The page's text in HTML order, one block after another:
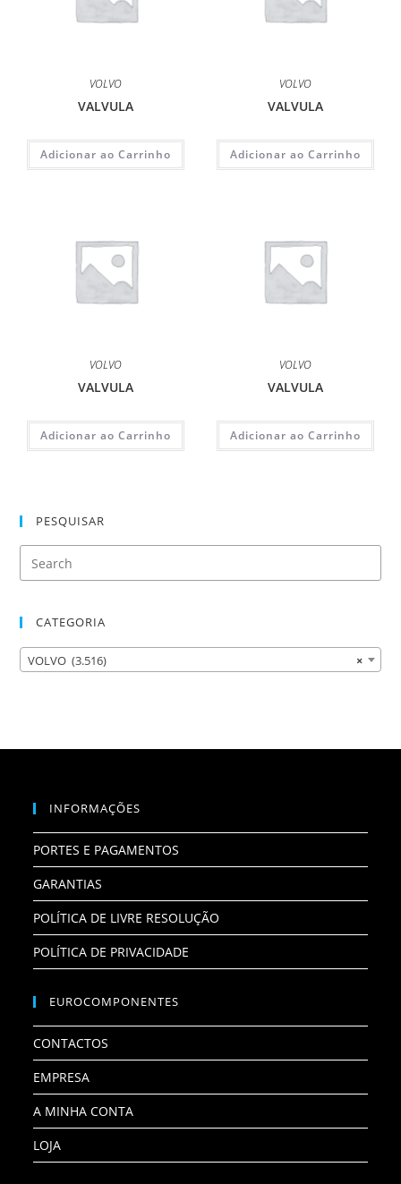
VOLVO
VALVULA
Adicionar ao Carrinho
VOLVO
VALVULA
Adicionar ao Carrinho
VOLVO
VALVULA
Adicionar ao Carrinho
VOLVO
VALVULA
Adicionar ao Carrinho
PESQUISAR
CATEGORIA
×
VOLVO (3.516)
INFORMAÇÕES
PORTES E PAGAMENTOS
GARANTIAS
POLÍTICA DE LIVRE RESOLUÇÃO
POLÍTICA DE PRIVACIDADE
EUROCOMPONENTES
CONTACTOS
EMPRESA
A MINHA CONTA
LOJA